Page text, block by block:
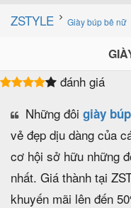
ZSTYLE Giày búp bê nữ
đánh giá
Những đôi giày
vẻ đẹp dịu dàng của
cơ hội sở hữu những
nhất. Giá thành tại
khuyến mãi lên đến